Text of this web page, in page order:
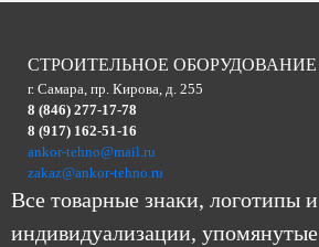
СТРОИТЕЛЬНОЕ
г. Самара, пр. Кирова, д. 255
8 (846) 277-17-78
8 (917) 162-51-16
ankor-tehno@mail.ru
zakaz@ankor-tehno.ru
Все товарные знаки, логотипы
индивидуализации,